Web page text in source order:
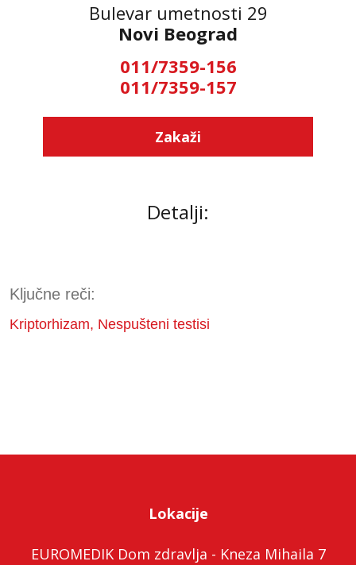
Bulevar umetnosti 29
Novi Beograd
011/7359-156
011/7359-157
Zakaži
Detalji:
Ključne reči:
Kriptorhizam, Nespušteni testisi
Lokacije
EUROMEDIK Dom zdravlja - Kneza Mihaila 7